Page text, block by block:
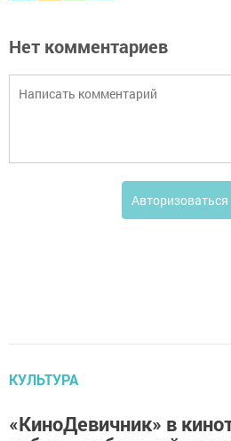
Нет комментариев
Авторизоваться
КУЛЬТУРА
«КиноДевичник» в